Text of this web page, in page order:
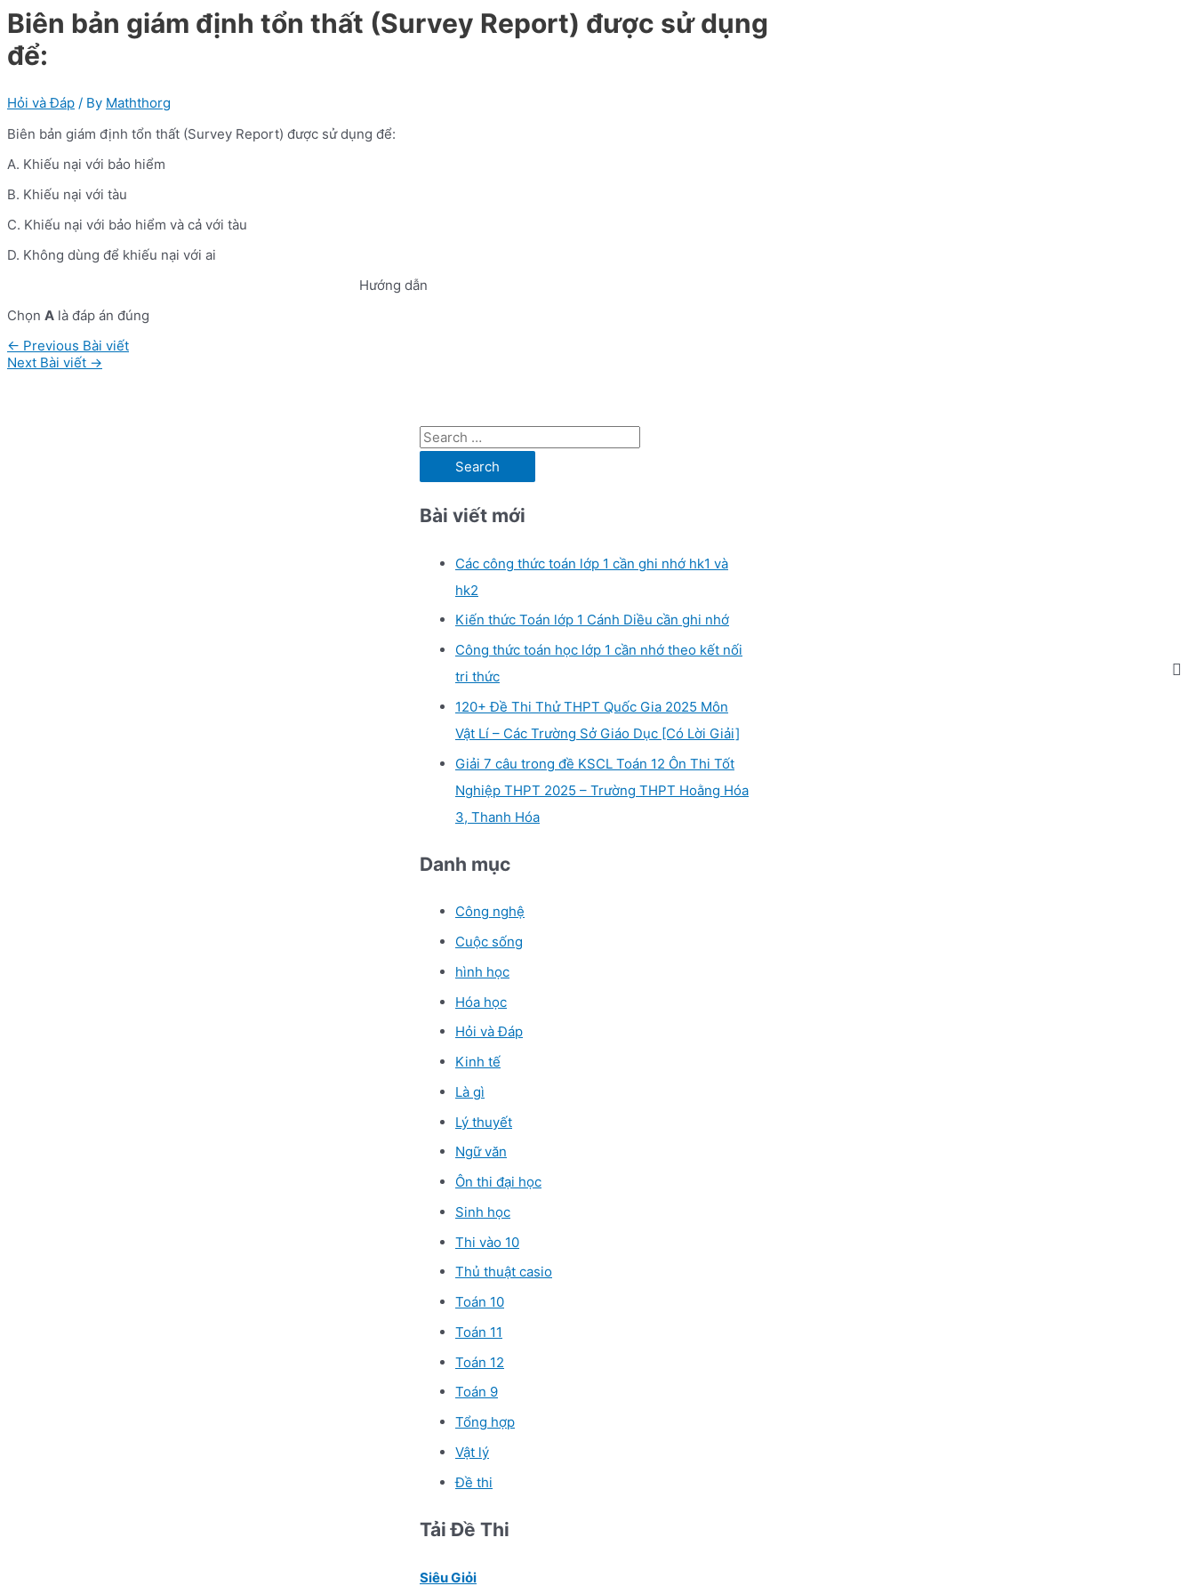
Biên bản giám định tổn thất (Survey Report) được sử dụng
để:
Hỏi và Đáp / By Maththorg
Biên bản giám định tổn thất (Survey Report) được sử dụng để:
A. Khiếu nại với bảo hiểm
B. Khiếu nại với tàu
C. Khiếu nại với bảo hiểm và cả với tàu
D. Không dùng để khiếu nại với ai
Hướng dẫn
Chọn A là đáp án đúng
Điều
hướng
← Previous Bài viết
Next Bài viết →
S
r
Bài viết mới
Các công thức toán lớp 1 cần ghi nhớ hk1 và
hk2
Kiến thức Toán lớp 1 Cánh Diều cần ghi nhớ
Công thức toán học lớp 1 cần nhớ theo kết nối
tri thức
120+ Đề Thi Thử THPT Quốc Gia 2025 Môn
Vật Lí – Các Trường Sở Giáo Dục [Có Lời Giải]
Giải 7 câu trong đề KSCL Toán 12 Ôn Thi Tốt
Nghiệp THPT 2025 – Trường THPT Hoằng Hóa
3, Thanh Hóa
Danh mục
Công nghệ
Cuộc sống
hình học
Hóa học
Hỏi và Đáp
Kinh tế
Là gì
Lý thuyết
Ngữ văn
Ôn thi đại học
Sinh học
Thi vào 10
Thủ thuật casio
Toán 10
Toán 11
Toán 12
Toán 9
Tổng hợp
Vật lý
Đề thi
Tải Đề Thi
Siêu Giỏi